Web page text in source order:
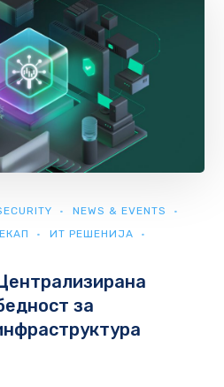
NEWS & EVENTS
ИТ РЕШЕНИЈА
за